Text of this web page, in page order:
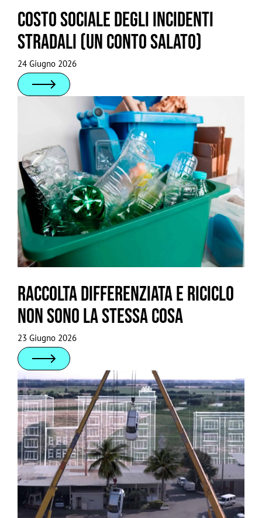
Costo sociale degli incidenti
stradali (un conto salato)
24 Giugno 2026
Raccolta differenziata e riciclo
non sono la stessa cosa
23 Giugno 2026